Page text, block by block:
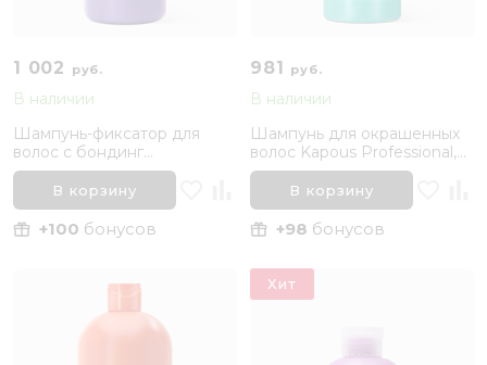
1 002 руб.
В наличии
Шампунь-фиксатор для
волос с бондинг
комплексом Concept Next
Level Blond, 1000 мл
В корзину
+100 бонусов
981 руб.
В наличии
Шампунь для окрашенных
волос Kapous Professional,
1050 мл
В корзину
+98 бонусов
Хит